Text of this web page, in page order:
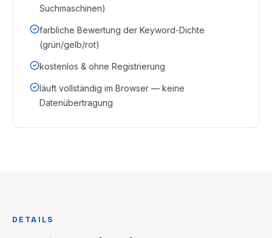
Suchmaschinen)
farbliche Bewertung der Keyword-Dichte
(grün/gelb/rot)
kostenlos & ohne Registrierung
läuft vollständig im Browser — keine
Datenübertragung
DETAILS